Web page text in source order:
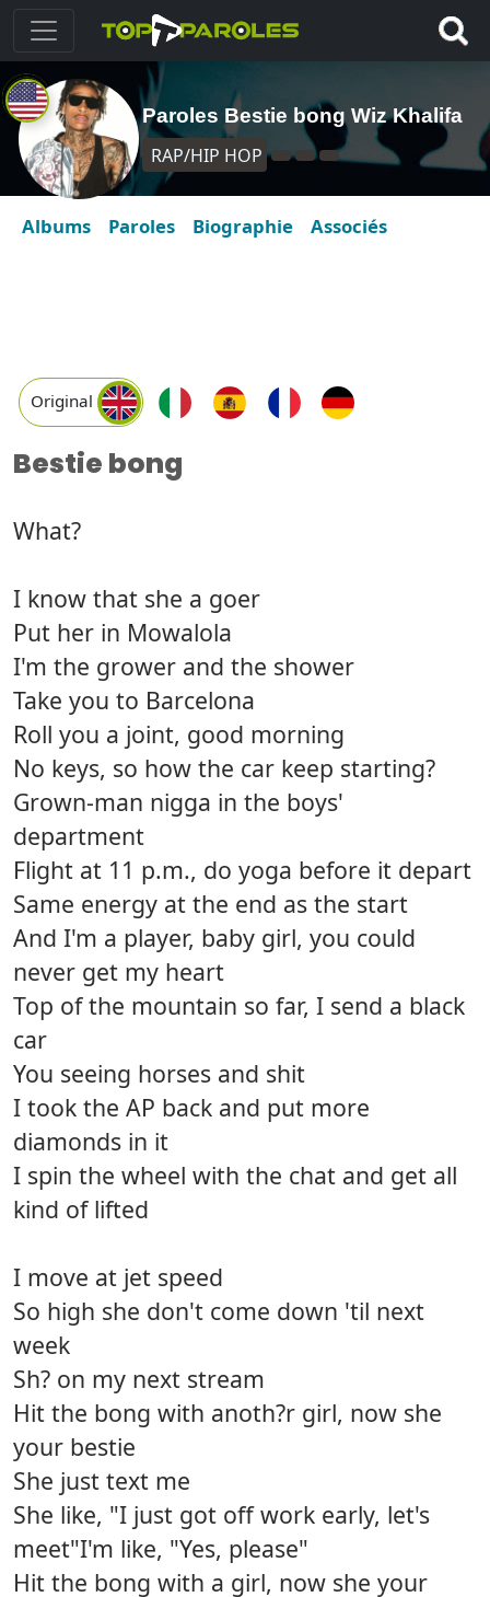
Paroles Bestie bong Wiz Khalifa
RAP/HIP HOP
Albums Paroles Biographie Associés
Original
Bestie bong
What?
I know that she a goer
Put her in Mowalola
I'm the grower and the shower
Take you to Barcelona
Roll you a joint, good morning
No keys, so how the car keep starting?
Grown-man nigga in the boys'
department
Flight at 11 p.m., do yoga before it depart
Same energy at the end as the start
And I'm a player, baby girl, you could
never get my heart
Top of the mountain so far, I send a black
car
You seeing horses and shit
I took the AP back and put more
diamonds in it
I spin the wheel with the chat and get all
kind of lifted
I move at jet speed
So high she don't come down 'til next
week
Sh? on my next stream
Hit the bong with anoth?r girl, now she
your bestie
She just text me
She like, "I just got off work early, let's
meet"I'm like, "Yes, please"
Hit the bong with a girl, now she your